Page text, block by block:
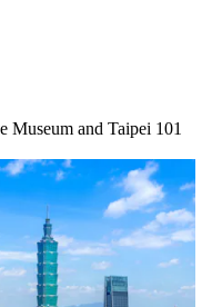
Museum and Taipei 101